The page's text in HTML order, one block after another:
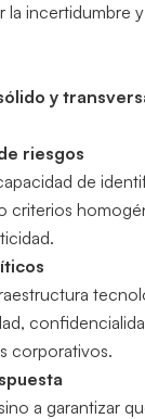
incertidumbre
y
riesgos
de
corporativos.
a garantizar